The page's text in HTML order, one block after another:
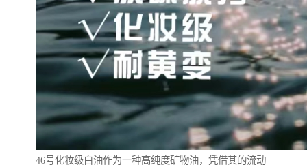
46号化妆级白油作为一种高纯度矿物油，凭借其的流动